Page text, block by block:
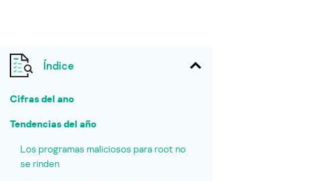
Índice
Cifras del ano
Tendencias del año
Los programas maliciosos para root no
se rinden